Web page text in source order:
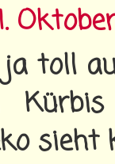
toll
sieht